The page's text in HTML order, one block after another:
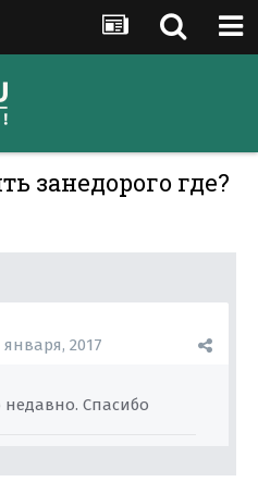
занедорого где?
января, 2017
недавно. Спасибо